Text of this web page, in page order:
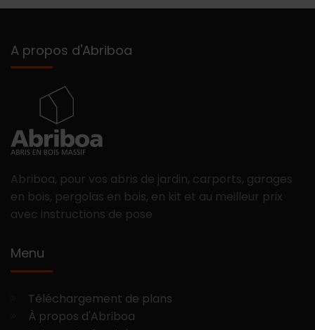
A propos d'Abriboa
Abriboa, pour vos abris de jardin, carports, garages
en bois, pergolas en bois, en kit et au meilleur prix
avec instructions de pose
Menu
Téléchargement de plans
À propos d'Abriboa